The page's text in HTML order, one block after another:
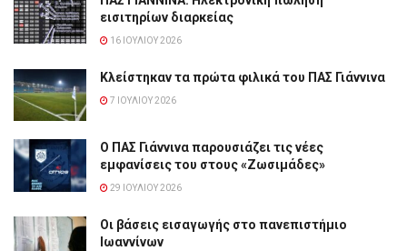
εισιτηρίων διαρκείας
16 ΙΟΥΛΊΟΥ 2026
Κλείστηκαν τα πρώτα φιλικά του ΠΑΣ Γιάννινα
7 ΙΟΥΛΊΟΥ 2026
Ο ΠΑΣ Γιάννινα παρουσιάζει τις νέες
εμφανίσεις του στους «Ζωσιμάδες»
29 ΙΟΥΛΊΟΥ 2026
Οι βάσεις εισαγωγής στο πανεπιστήμιο
Ιωαννίνων